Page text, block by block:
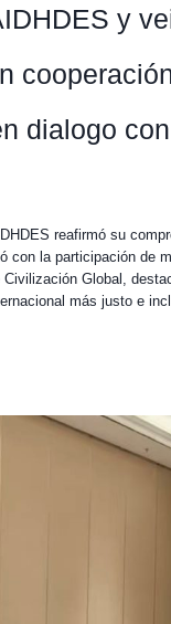
y
dialogo
reafirmó su
con la participación de
Global,
más justo e